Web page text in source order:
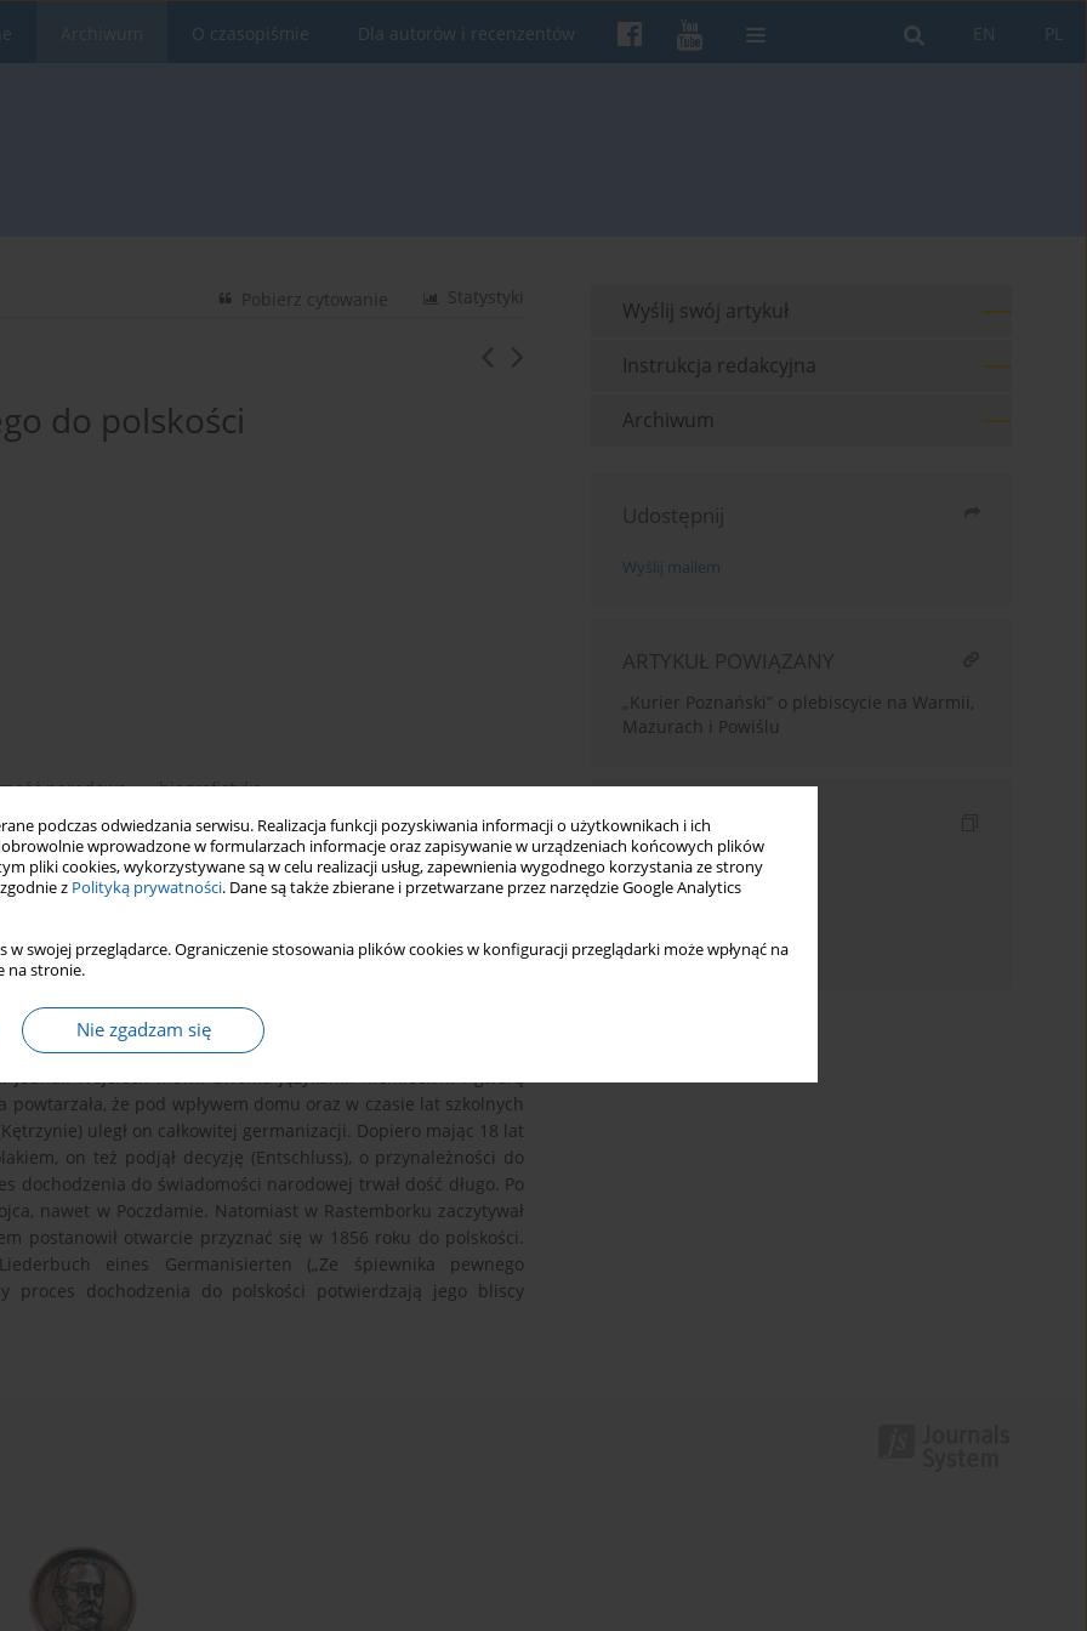
podczas odwiedzania serwisu. Realizacja funkcji pozyskiwania informacji o użytkownikach i ich
wprowadzone w formularzach informacje oraz zapisywanie w urządzeniach końcowych plików
pliki cookies, wykorzystywane są w celu realizacji usług, zapewnienia wygodnego korzystania ze strony
z Polityką prywatności. Dane są także zbierane i przetwarzane przez narzędzie Google Analytics
w swojej przeglądarce. Ograniczenie stosowania plików cookies w konfiguracji przeglądarki może wpłynąć na
na stronie.
Nie zgadzam się
PL
EN
Archiwum O czasopiśmie Dla autorów i recenzentów
Statystyki
Pobierz cytowanie
do polskości
narodowa biografistyka
kaszubskiego, pełniący w Lecu (Giżycku) obowiązki
matka Wojciecha była rodowitą Niemką i naturalną koleją
Jednak Wojciech mówił dwoma językami: niemieckim i gwarą
że pod wpływem domu oraz w czasie lat szkolnych
uległ on całkowitej germanizacji. Dopiero mając 18 lat
on też podjął decyzję (Entschluss), o przynależności do
dochodzenia do świadomości narodowej trwał dość długo. Po
nawet w Poczdamie. Natomiast w Rastemborku zaczytywał
postanowił otwarcie przyznać się w 1856 roku do polskości.
eines Germanisierten („Ze śpiewnika pewnego
proces dochodzenia do polskości potwierdzają jego bliscy
Wyślij swój artykuł
Instrukcja redakcyjna
Archiwum
Udostępnij
Wyślij mailem
ARTYKUŁ POWIĄZANY
„Kurier Poznański” o plebiscycie na Warmii,
Mazurach i Powiślu
Indeksy
Indeks słów kluczowych
Indeks autorów